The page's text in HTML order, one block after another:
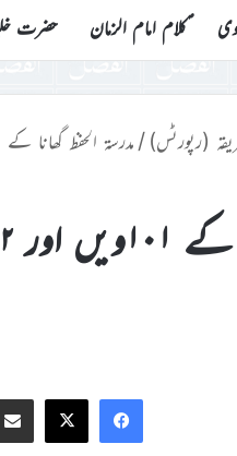
ؑکلام امام الزمان حضرت
(رپورٹس) / مدرسۃ الحفظ گھانا کے ۱۰۱ویں اور ۱۰۲ویں طلبہ کا تکمیل حفظ کا اعزاز
Facebook
X